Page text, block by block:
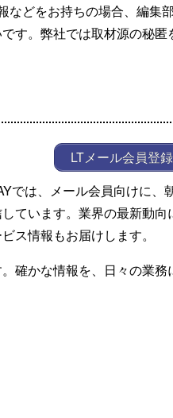
などをお持ちの場合、編集
す。弊社では取材源の秘匿
LTメール会員登
では、メール会員向けに
ています。業界の最新動
ス情報もお届けします。
確かな情報を、日々の業務